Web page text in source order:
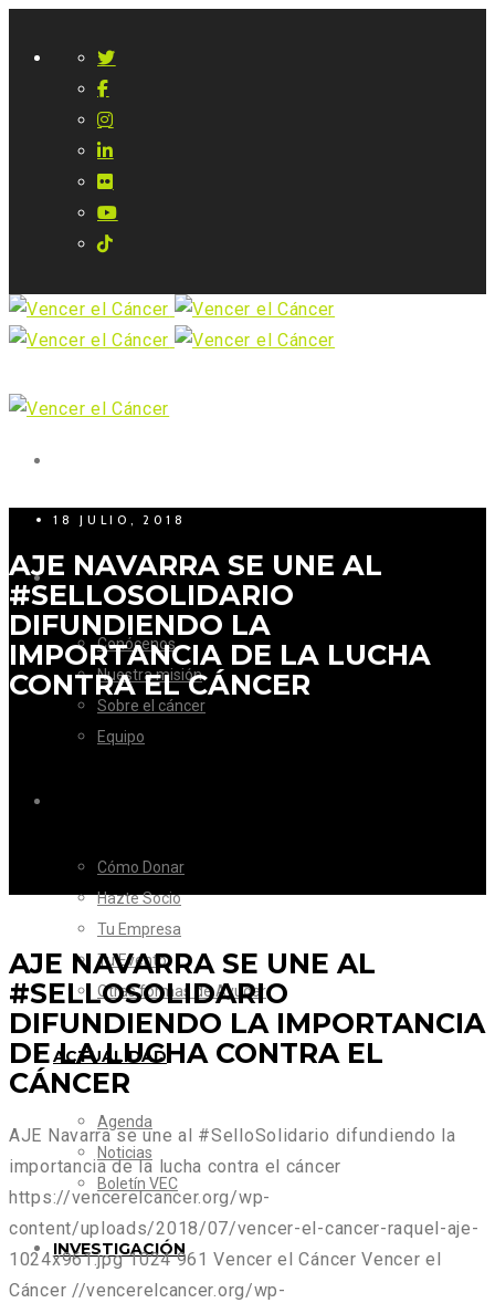
LA FUNDACIÓN
Conócenos
Nuestra misión
Sobre el cáncer
Equipo
Cómo Donar
Hazte Socio
Tu Empresa
Tu Evento
Otras formas de Ayudar
ACTUALIDAD
Agenda
Noticias
Boletín VEC
INVESTIGACIÓN
18 JULIO, 2018
AJE NAVARRA SE UNE AL
#SELLOSOLIDARIO
DIFUNDIENDO LA
IMPORTANCIA DE LA LUCHA
CONTRA EL CÁNCER
AJE NAVARRA SE UNE AL
#SELLOSOLIDARIO
DIFUNDIENDO LA IMPORTANCIA
DE LA LUCHA CONTRA EL
CÁNCER
AJE Navarra se une al #SelloSolidario difundiendo la
importancia de la lucha contra el cáncer
https://vencerelcancer.org/wp-
content/uploads/2018/07/vencer-el-cancer-raquel-aje-
1024x961.jpg 1024 961 Vencer el Cáncer Vencer el
Cáncer //vencerelcancer.org/wp-